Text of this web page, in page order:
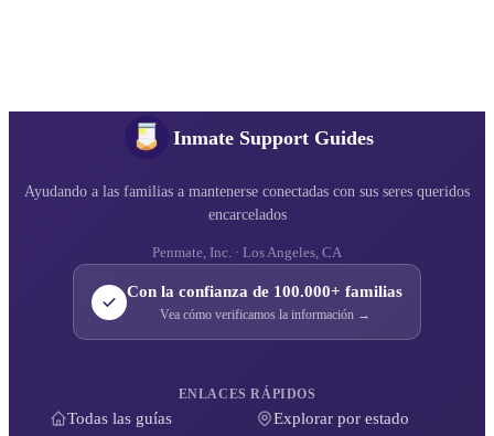
Inmate Support Guides
Ayudando a las familias a mantenerse conectadas con sus seres queridos
encarcelados
Penmate, Inc. · Los Angeles, CA
Con la confianza de 100.000+ familias
Vea cómo verificamos la información →
ENLACES RÁPIDOS
Todas las guías Explorar por estado